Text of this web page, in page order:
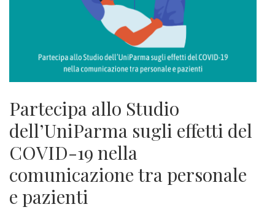
Partecipa allo Studio
dell’UniParma sugli effetti del
COVID-19 nella
comunicazione tra personale
e pazienti